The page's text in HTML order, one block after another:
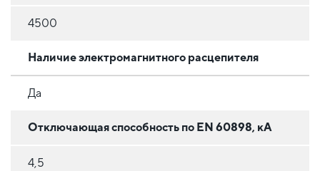
4500
Наличие электромагнитного расцепителя
Да
Отключающая способность по EN 60898, кА
4,5